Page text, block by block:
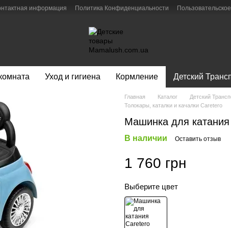
информация Политика Конфиденциальности
Уход и гигиена Кормление Детский
Главная Каталог Детский
Толокары, каталки и качалки Caretero
Машинка для
В наличии Оставить отзыв
1 760 грн
Выберите цвет